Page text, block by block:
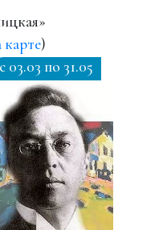
карте)
c 03.03 по 31.05